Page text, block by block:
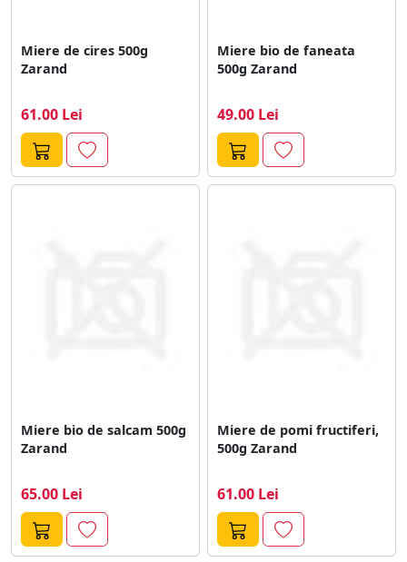
Miere de cires 500g
Zarand
61.00 Lei
Miere bio de faneata
500g Zarand
49.00 Lei
Miere bio de salcam 500g
Zarand
65.00 Lei
Miere de pomi fructiferi,
500g Zarand
61.00 Lei